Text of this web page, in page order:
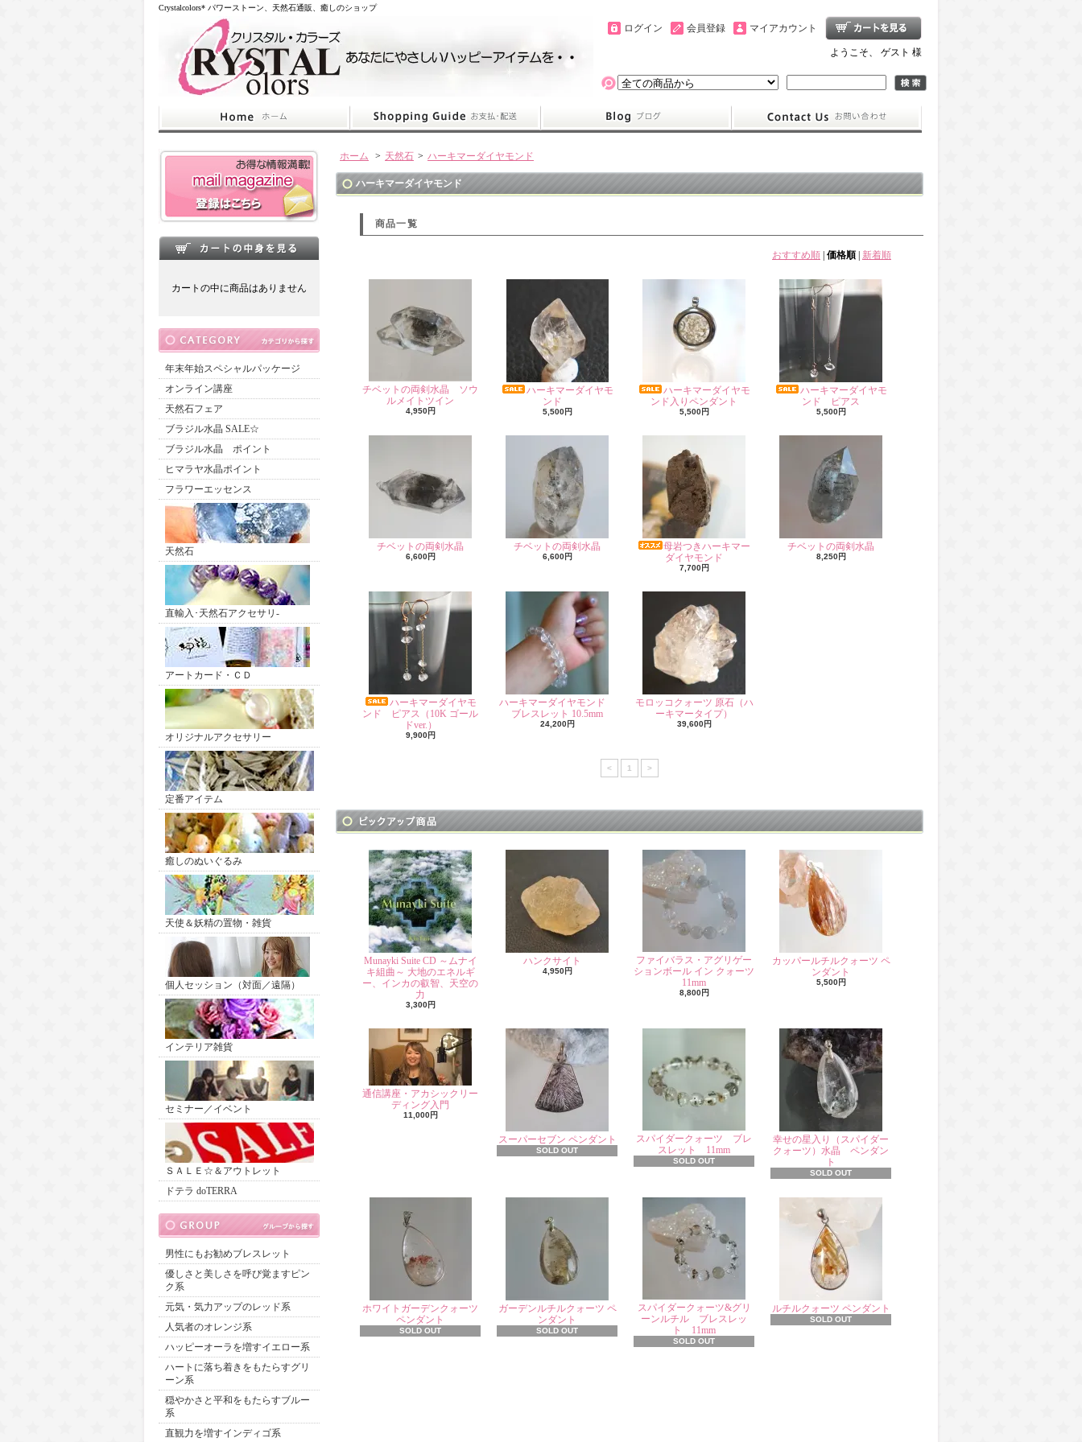
Crystalcolors* パワーストーン、天然石通販、癒しのショップ
マイアカウント
会員登録
ログイン
ようこそ、 ゲスト 様
カートの中に商品はありません
年末年始スペシャルパッケージ
オンライン講座
天然石フェア
ブラジル水晶 SALE☆
ブラジル水晶 ポイント
ヒマラヤ水晶ポイント
フラワーエッセンス
天然石
直輸入･天然石アクセサリ-
アートカード・ＣＤ
オリジナルアクセサリー
定番アイテム
癒しのぬいぐるみ
天使＆妖精の置物・雑貨
個人セッション（対面／遠隔）
インテリア雑貨
セミナー／イベント
ＳＡＬＥ☆＆アウトレット
ドテラ doTERRA
男性にもお勧めブレスレット
優しさと美しさを呼び覚ますピン
ク系
元気・気力アップのレッド系
人気者のオレンジ系
ハッピーオーラを増すイエロー系
ハートに落ち着きをもたらすグリ
ーン系
穏やかさと平和をもたらすブルー
系
直観力を増すインディゴ系
ホーム > 天然石 > ハーキマーダイヤモンド
ハーキマーダイヤモンド
商品一覧
おすすめ順 価格順 新着順
チベットの両剣水晶 ソウ
ルメイトツイン
4,950円
ハーキマーダイヤモ
ンド
5,500円
ハーキマーダイヤモ
ンド入りペンダント
5,500円
ハーキマーダイヤモ
ンド ピアス
5,500円
チベットの両剣水晶
6,600円
チベットの両剣水晶
6,600円
母岩つきハーキマー
ダイヤモンド
7,700円
チベットの両剣水晶
8,250円
ハーキマーダイヤモ
ンド ピアス（10K ゴール
ドver.）
9,900円
ハーキマーダイヤモンド
ブレスレット 10.5mm
24,200円
モロッコクォーツ 原石（ハ
ーキマータイプ）
39,600円
< 1 >
Munayki Suite CD ～ムナイ
キ組曲～ 大地のエネルギ
ー、インカの叡智、天空の
力
3,300円
ハンクサイト
4,950円
ファイバラス・アグリゲー
ションボール イン クォーツ
11mm
8,800円
カッパールチルクォーツ ペ
ンダント
5,500円
通信講座・アカシックリー
ディング入門
11,000円
スーパーセブン ペンダント
SOLD OUT
スパイダークォーツ ブレ
スレット 11mm
SOLD OUT
幸せの星入り（スパイダー
クォーツ）水晶 ペンダン
ト
SOLD OUT
ホワイトガーデンクォーツ
ペンダント
SOLD OUT
ガーデンルチルクォーツ ペ
ンダント
SOLD OUT
スパイダークォーツ&グリ
ーンルチル ブレスレッ
ト 11mm
SOLD OUT
ルチルクォーツ ペンダント
SOLD OUT